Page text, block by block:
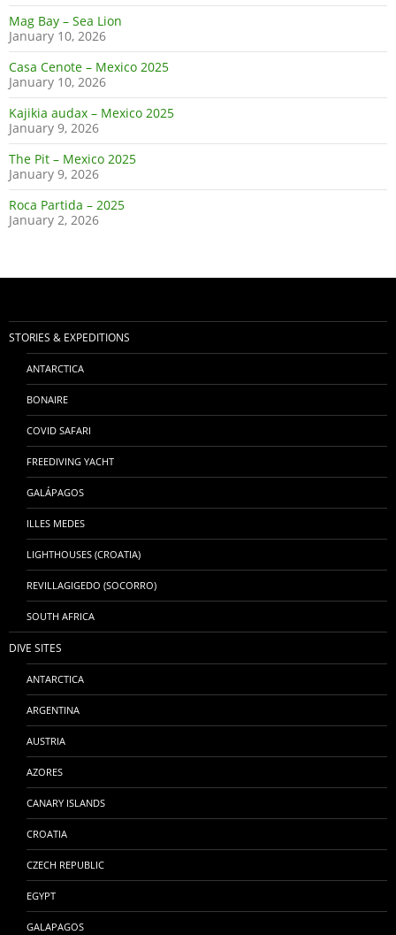
Mag Bay – Sea Lion
January 10, 2026
Casa Cenote – Mexico 2025
January 10, 2026
Kajikia audax – Mexico 2025
January 9, 2026
The Pit – Mexico 2025
January 9, 2026
Roca Partida – 2025
January 2, 2026
STORIES & EXPEDITIONS
ANTARCTICA
BONAIRE
COVID SAFARI
FREEDIVING YACHT
GALÁPAGOS
ILLES MEDES
LIGHTHOUSES (CROATIA)
REVILLAGIGEDO (SOCORRO)
SOUTH AFRICA
DIVE SITES
ANTARCTICA
ARGENTINA
AUSTRIA
AZORES
CANARY ISLANDS
CROATIA
CZECH REPUBLIC
EGYPT
GALAPAGOS